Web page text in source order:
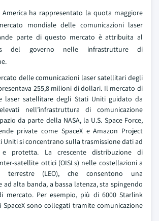
America ha rappresentato la quota maggiore
mondiale delle comunicazioni laser
parte di questo mercato è attribuita al
del governo nelle infrastrutture di
delle comunicazioni laser satellitari degli
255,8 milioni di dollari. Il mercato di
laser satellitare degli Stati Uniti guidato da
nell’infrastruttura di comunicazione
da parte della NASA, la U.S. Space Force,
private come SpaceX e Amazon Project
Uniti si concentrano sulla trasmissione dati ad
protetta. La crescente distribuzione di
satellite ottici (OISLs) nelle costellazioni a
terrestre (LEO), che consentono una
ad alta banda, a bassa latenza, sta spingendo
mercato. Per esempio, più di 6000 Starlink
SpaceX sono collegati tramite comunicazione